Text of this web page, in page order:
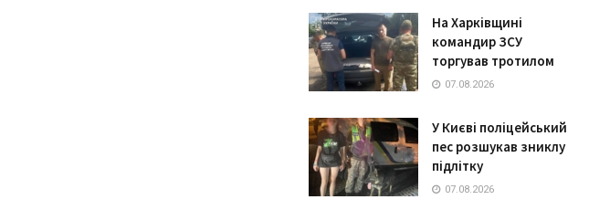
На Харківщині
командир ЗСУ
торгував тротилом
07.08.2026
У Києві поліцейський
пес розшукав зниклу
підлітку
07.08.2026